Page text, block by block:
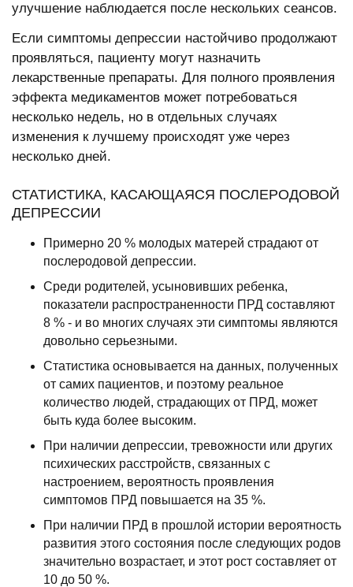
улучшение наблюдается после нескольких сеансов.
Если симптомы депрессии настойчиво продолжают
проявляться, пациенту могут назначить
лекарственные препараты. Для полного проявления
эффекта медикаментов может потребоваться
несколько недель, но в отдельных случаях
изменения к лучшему происходят уже через
несколько дней.
СТАТИСТИКА, КАСАЮЩАЯСЯ ПОСЛЕРОДОВОЙ
ДЕПРЕССИИ
Примерно 20 % молодых матерей страдают от
послеродовой депрессии.
Среди родителей, усыновивших ребенка,
показатели распространенности ПРД составляют
8 % - и во многих случаях эти симптомы являются
довольно серьезными.
Статистика основывается на данных, полученных
от самих пациентов, и поэтому реальное
количество людей, страдающих от ПРД, может
быть куда более высоким.
При наличии депрессии, тревожности или других
психических расстройств, связанных с
настроением, вероятность проявления
симптомов ПРД повышается на 35 %.
При наличии ПРД в прошлой истории вероятность
развития этого состояния после следующих родов
значительно возрастает, и этот рост составляет от
10 до 50 %.